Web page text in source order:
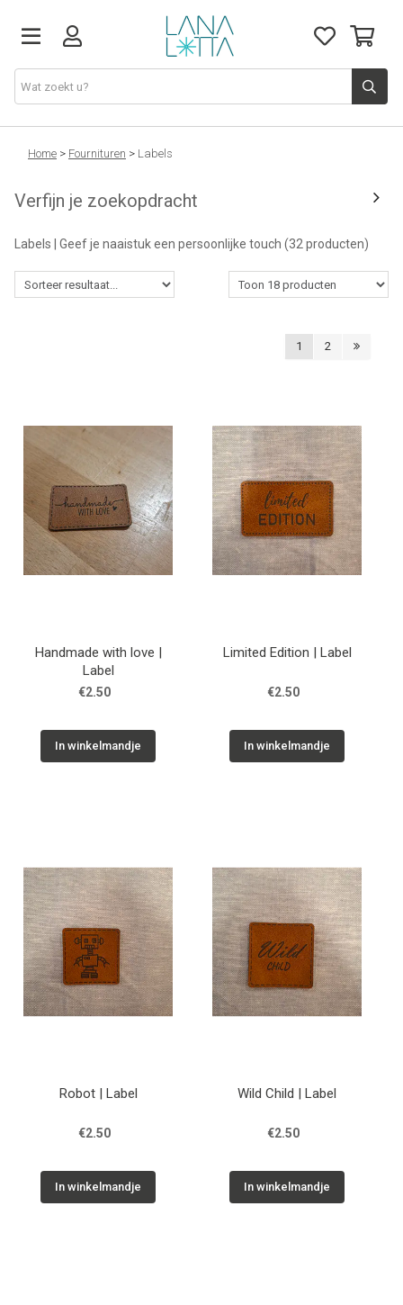
Stoffen
Fournituren
Naaigerief
Patronen
Tips & tricks
Cadeaubon
Solden
Home > Fournituren > Labels
Verfijn je zoekopdracht
Labels | Geef je naaistuk een persoonlijke touch (32 producten)
1 2
Handmade with love |
Label
€2.50
In winkelmandje
Limited Edition | Label
€2.50
In winkelmandje
Robot | Label
€2.50
In winkelmandje
Wild Child | Label
€2.50
In winkelmandje